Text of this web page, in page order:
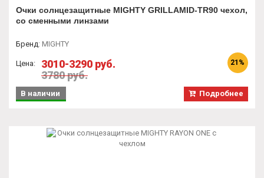
Очки солнцезащитные MIGHTY GRILLAMID-TR90 чехол,
со сменными линзами
Бренд: MIGHTY
Цена:
3010-3290 руб.
3780 руб.
21%
Подробнее
В наличии